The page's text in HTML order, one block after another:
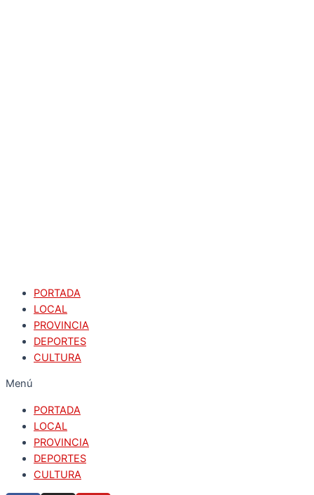
PORTADA
LOCAL
PROVINCIA
DEPORTES
CULTURA
Menú
PORTADA
LOCAL
PROVINCIA
DEPORTES
CULTURA